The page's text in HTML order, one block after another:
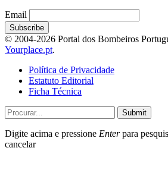
Email
© 2004-2026 Portal dos Bombeiros
Yourplace.pt.
Política de Privacidade
Estatuto Editorial
Ficha Técnica
Submit
Digite acima e pressione Enterpara
cancelar